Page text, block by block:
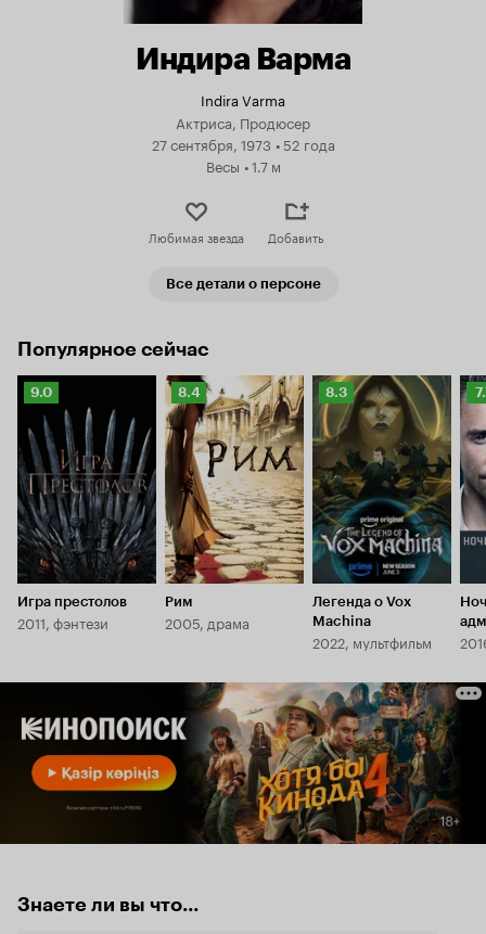
Индира Варма
Indira Varma
Актриса, Продюсер
27 сентября, 1973 •52 года
Весы •1.7 м
Любимая звезда Добавить
Все детали о персоне
Популярное сейчас
Рейтинг
Кинопоиска
9.0
9.0
Игра престолов
2011, фэнтези
Рейтинг
Кинопоиска
8.4
8.4
Рим
2005, драма
Рейтинг
Кинопоиска
8.3
8.3
Легенда о Vox
Machina
2022, мультфильм
Знаете ли вы что...